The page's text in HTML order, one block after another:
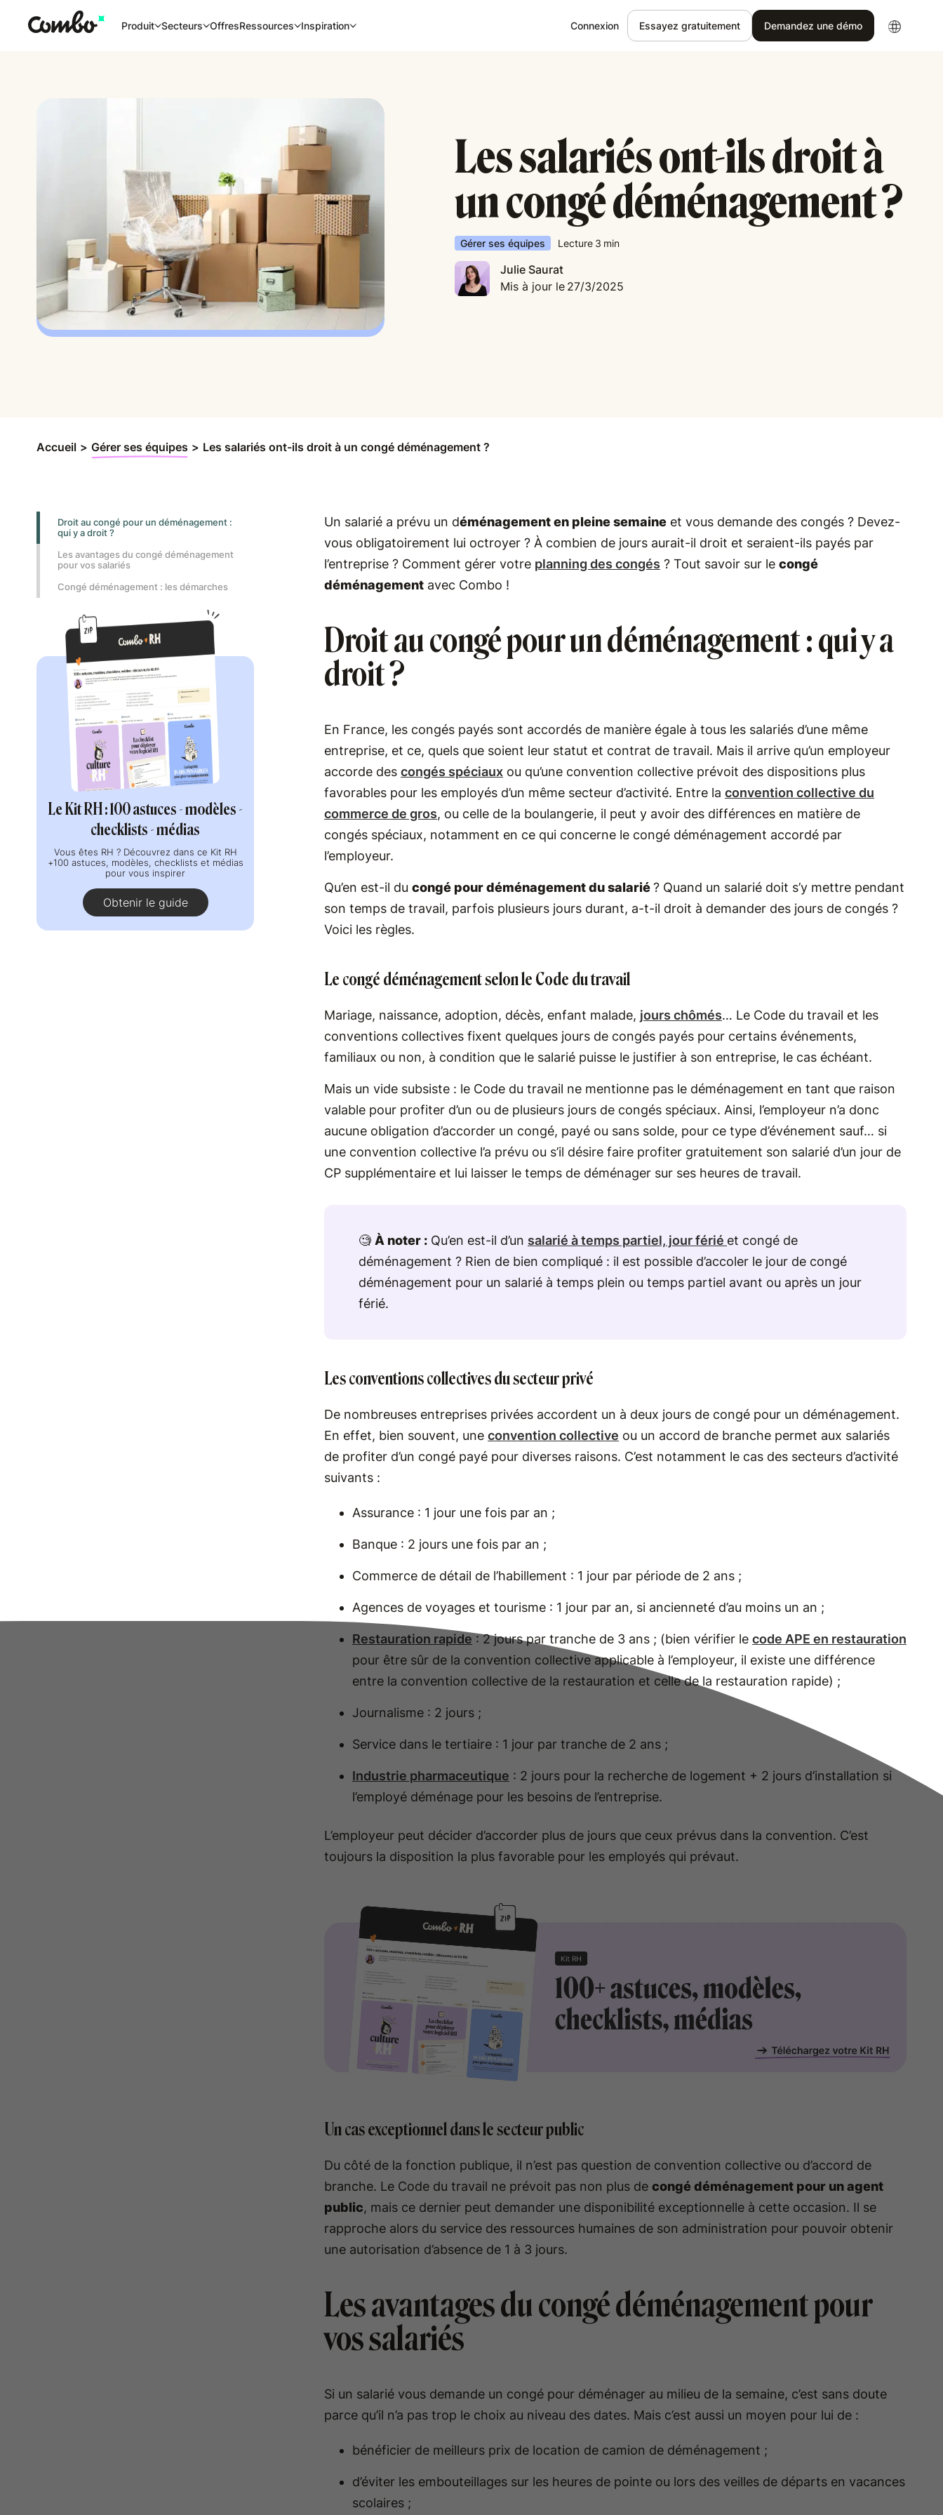
Produit Secteurs OffresRessources Inspiration Connexion Essayez gratuitement Demandez une démo
Les salariés ont-ils droit à
un congé déménagement ?
Gérer ses équipes Lecture 3 min
Julie Saurat
Mis à jour le 27/3/2025
Accueil > Gérer ses équipes > Les salariés ont-ils droit à un congé déménagement ?
Droit au congé pour un déménagement :
qui y a droit ?
Les avantages du congé déménagement
pour vos salariés
Congé déménagement : les démarches
Le Kit RH : 100 astuces - modèles -
checklists - médias
Vous êtes RH ? Découvrez dans ce Kit RH
+100 astuces, modèles, checklists et médias
pour vous inspirer
Obtenir le guide
Un salarié a prévu un déménagement en pleine semaine et vous demande des congés ? Devez-
vous obligatoirement lui octroyer ? À combien de jours aurait-il droit et seraient-ils payés par
l’entreprise ? Comment gérer votre planning des congés ? Tout savoir sur le congé
déménagement avec Combo !
Droit au congé pour un déménagement : qui y a
droit ?
En France, les congés payés sont accordés de manière égale à tous les salariés d’une même
entreprise, et ce, quels que soient leur statut et contrat de travail. Mais il arrive qu’un employeur
accorde des congés spéciaux ou qu’une convention collective prévoit des dispositions plus
favorables pour les employés d’un même secteur d’activité. Entre la convention collective du
commerce de gros, ou celle de la boulangerie, il peut y avoir des différences en matière de
congés spéciaux, notamment en ce qui concerne le congé déménagement accordé par
l’employeur.
Qu’en est-il du congé pour déménagement du salarié? Quand un salarié doit s’y mettre pendant
son temps de travail, parfois plusieurs jours durant, a-t-il droit à demander des jours de congés ?
Voici les règles.
Le congé déménagement selon le Code du travail
Mariage, naissance, adoption, décès, enfant malade, jours chômés… Le Code du travail et les
conventions collectives fixent quelques jours de congés payés pour certains événements,
familiaux ou non, à condition que le salarié puisse le justifier à son entreprise, le cas échéant.
Mais un vide subsiste : le Code du travail ne mentionne pas le déménagement en tant que raison
valable pour profiter d’un ou de plusieurs jours de congés spéciaux. Ainsi, l’employeur n’a donc
aucune obligation d’accorder un congé, payé ou sans solde, pour ce type d’événement sauf… si
une convention collective l’a prévu ou s’il désire faire profiter gratuitement son salarié d’un jour de
CP supplémentaire et lui laisser le temps de déménager sur ses heures de travail.
🧐 À noter : Qu’en est-il d’un salarié à temps partiel, jour férié et congé de
déménagement ? Rien de bien compliqué : il est possible d’accoler le jour de congé
déménagement pour un salarié à temps plein ou temps partiel avant ou après un jour
férié.
Les conventions collectives du secteur privé
De nombreuses entreprises privées accordent un à deux jours de congé pour un déménagement.
En effet, bien souvent, une convention collective ou un accord de branche permet aux salariés
de profiter d’un congé payé pour diverses raisons. C’est notamment le cas des secteurs d’activité
suivants :
Assurance : 1 jour une fois par an ;
Banque : 2 jours une fois par an ;
Commerce de détail de l’habillement : 1 jour par période de 2 ans ;
Agences de voyages et tourisme : 1 jour par an, si ancienneté d’au moins un an ;
Restauration rapide : 2 jours par tranche de 3 ans ; (bien vérifier le code APE en restauration
pour être sûr de la convention collective applicable à l’employeur, il existe une différence
entre la convention collective de la restauration et celle de la restauration rapide) ;
Journalisme : 2 jours ;
Service dans le tertiaire : 1 jour par tranche de 2 ans ;
Industrie pharmaceutique : 2 jours pour la recherche de logement + 2 jours d’installation si
l’employé déménage pour les besoins de l’entreprise.
L’employeur peut décider d’accorder plus de jours que ceux prévus dans la convention. C’est
toujours la disposition la plus favorable pour les employés qui prévaut.
Un cas exceptionnel dans le secteur public
Du côté de la fonction publique, il n’est pas question de convention collective ou d’accord de
branche. Le Code du travail ne prévoit pas non plus de congé déménagement pour un agent
public, mais ce dernier peut demander une disponibilité exceptionnelle à cette occasion. Il se
rapproche alors du service des ressources humaines de son administration pour pouvoir obtenir
une autorisation d’absence de 1 à 3 jours.
Les avantages du congé déménagement pour
vos salariés
Si un salarié vous demande un congé pour déménager au milieu de la semaine, c’est sans doute
parce qu’il n’a pas trop le choix au niveau des dates. Mais c’est aussi un moyen pour lui de :
bénéficier de meilleurs prix de location de camion de déménagement ;
d’éviter les embouteillages sur les heures de pointe ou lors des veilles de départs en vacances
scolaires ;